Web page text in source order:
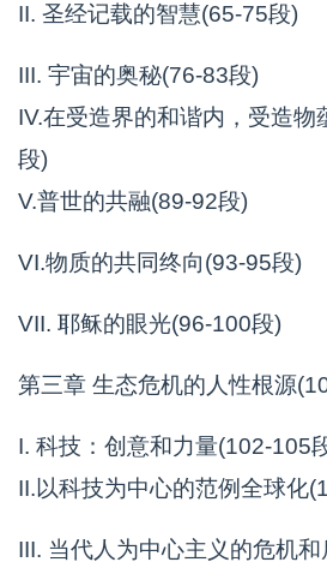
II. 圣经记载的智慧(65-75段)
III. 宇宙的奥秘(76-83段)
IV.在受造界的和谐内，受造物
段)
V.普世的共融(89-92段)
VI.物质的共同终向(93-95段)
VII. 耶稣的眼光(96-100段)
第三章 生态危机的人性根源
I. 科技：创意和力量(102-105
II.以科技为中心的范例全球化
III. 当代人为中心主义的危机